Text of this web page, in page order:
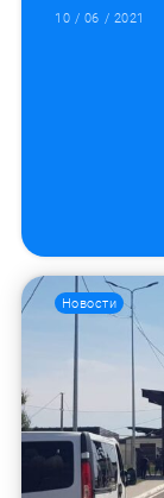
10 / 06 / 2021
Новости